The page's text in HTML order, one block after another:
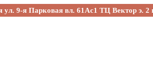
9-я Парковая вл. 61Ас1 ТЦ Вектор э. 2